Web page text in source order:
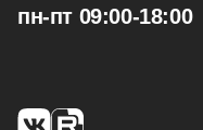
пн-пт 09:00-18:00